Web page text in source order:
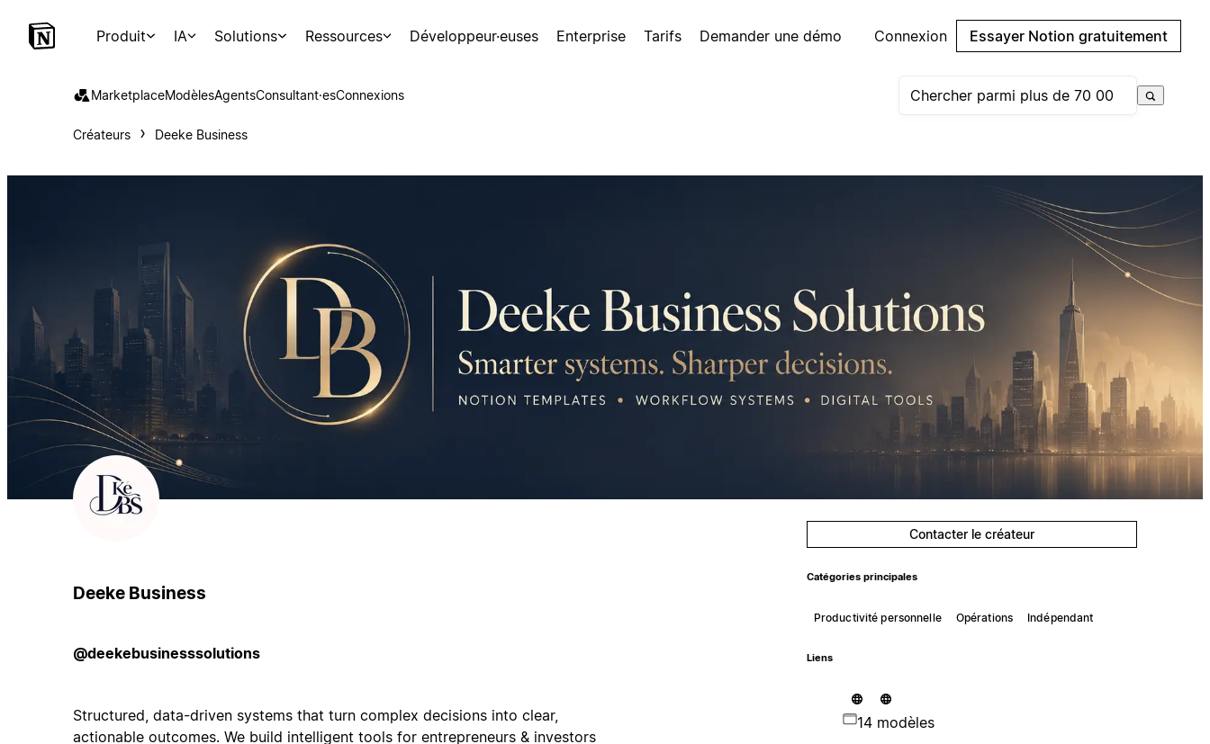
Produit IA Solutions Ressources Développeur·euses Enterprise Tarifs Demander une démo Connexion Essayer Notion gratuitement
MarketplaceModèlesAgentsConsultant·esConnexions
Créateurs Deeke Business
Deeke Business
@deekebusinesssolutions
Structured, data-driven systems that turn complex decisions into clear,
actionable outcomes. We build intelligent tools for entrepreneurs & investors
Contacter le créateur
Catégories principales
Productivité personnelle Opérations Indépendant
Liens
14 modèles